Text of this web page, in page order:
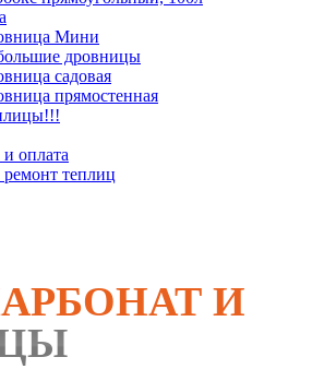
Мини
дровницы
садовая
прямостенная
и оплата
теплиц
И